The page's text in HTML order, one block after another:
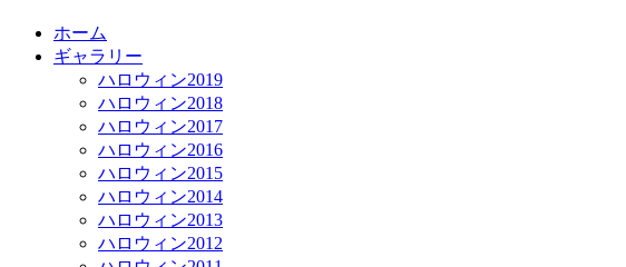
ホーム
ギャラリー
ハロウィン2019
ハロウィン2018
ハロウィン2017
ハロウィン2016
ハロウィン2015
ハロウィン2014
ハロウィン2013
ハロウィン2012